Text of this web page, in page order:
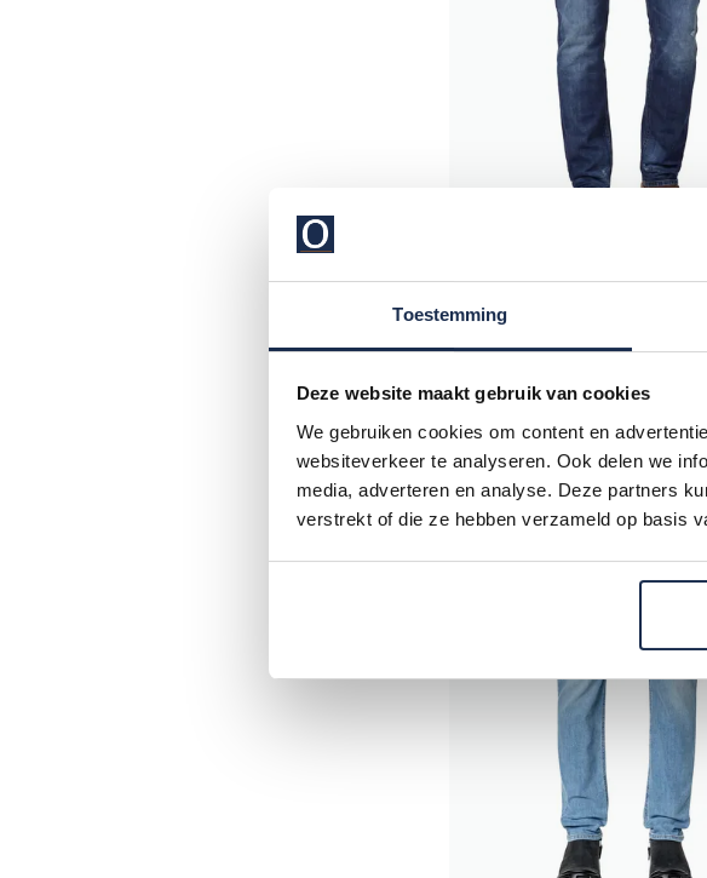
Toestemming
Deze website maakt gebruik van cookies
We gebruiken cookies om content en
websiteverkeer te analyseren. Ook delen we
media, adverteren en analyse. Deze partners
verstrekt of die ze hebben verzameld op basis
jeans 5-pocket Sleenker denim